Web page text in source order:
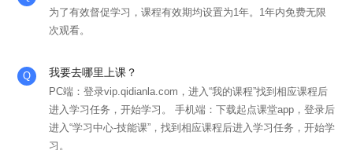
为了有效督促学习，课程有效期均设置为1年。1年内免费无限
次观看。
我要去哪里上课？
PC端：登录vip.qidianla.com，进入“我的课程”找到相应课程后
进入学习任务，开始学习。 手机端：下载起点课堂app，登录后
进入“学习中心-技能课”，找到相应课程后进入学习任务，开始学
习。